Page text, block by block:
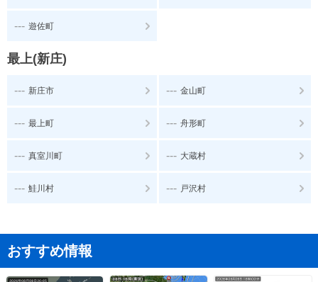
--- 遊佐町
最上(新庄)
--- 新庄市 --- 金山町
--- 最上町 --- 舟形町
--- 真室川町 --- 大蔵村
--- 鮭川村 --- 戸沢村
おすすめ情報